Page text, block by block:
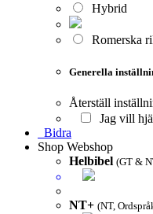
Hybrid
Romerska
Generella
Återställ
Jag vill
Bidra
Shop Webshop
Helbibel (GT &
NT+ (NT,